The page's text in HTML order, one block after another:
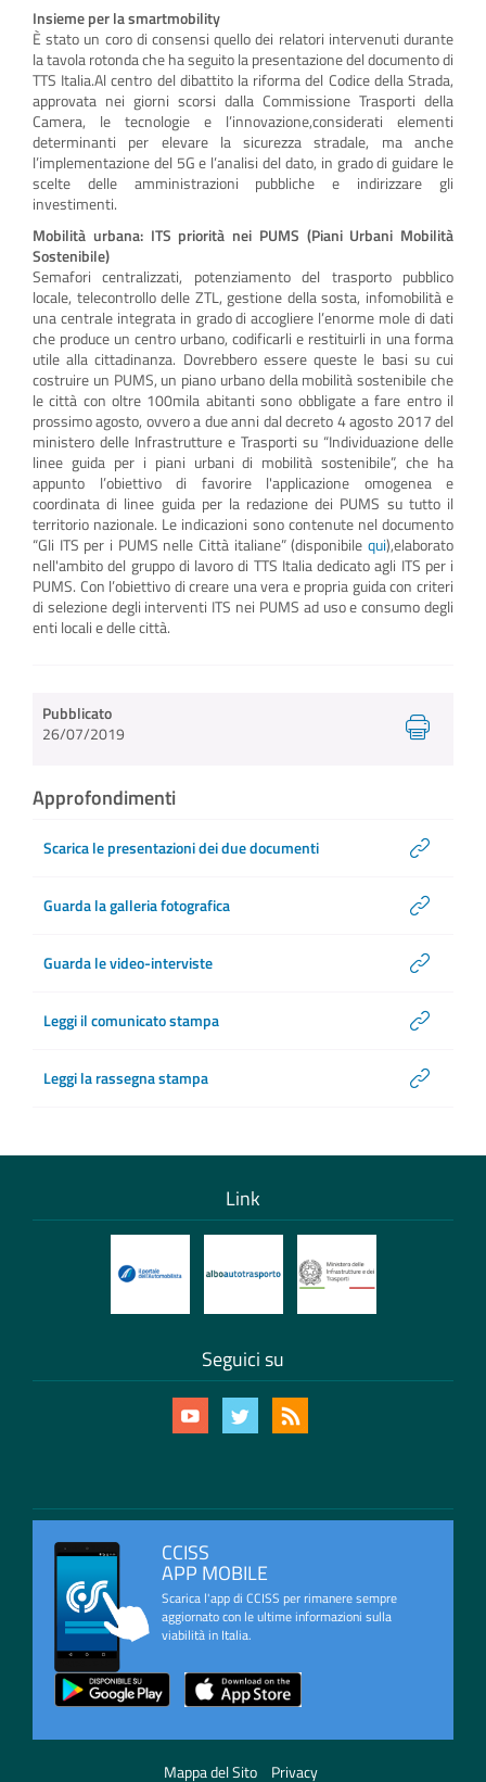
Insieme per la smartmobility
È stato un coro di consensi quello dei relatori intervenuti durante
la tavola rotonda che ha seguito la presentazione del documento di
TTS Italia.Al centro del dibattito la riforma del Codice della Strada,
approvata nei giorni scorsi dalla Commissione Trasporti della
Camera, le tecnologie e l’innovazione,considerati elementi
determinanti per elevare la sicurezza stradale, ma anche
l’implementazione del 5G e l’analisi del dato, in grado di guidare le
scelte delle amministrazioni pubbliche e indirizzare gli
investimenti.
Mobilità urbana: ITS priorità nei PUMS (Piani Urbani Mobilità
Sostenibile)
Semafori centralizzati, potenziamento del trasporto pubblico
locale, telecontrollo delle ZTL, gestione della sosta, infomobilità e
una centrale integrata in grado di accogliere l’enorme mole di dati
che produce un centro urbano, codificarli e restituirli in una forma
utile alla cittadinanza. Dovrebbero essere queste le basi su cui
costruire un PUMS, un piano urbano della mobilità sostenibile che
le città con oltre 100mila abitanti sono obbligate a fare entro il
prossimo agosto, ovvero a due anni dal decreto 4 agosto 2017 del
ministero delle Infrastrutture e Trasporti su “Individuazione delle
linee guida per i piani urbani di mobilità sostenibile”, che ha
appunto l’obiettivo di favorire l'applicazione omogenea e
coordinata di linee guida per la redazione dei PUMS su tutto il
territorio nazionale. Le indicazioni sono contenute nel documento
“Gli ITS per i PUMS nelle Città italiane” (disponibile qui),elaborato
nell'ambito del gruppo di lavoro di TTS Italia dedicato agli ITS per i
PUMS. Con l’obiettivo di creare una vera e propria guida con criteri
di selezione degli interventi ITS nei PUMS ad uso e consumo degli
enti locali e delle città.
Pubblicato
26/07/2019
Approfondimenti
Scarica le presentazioni dei due documenti
Guarda la galleria fotografica
Guarda le video-interviste
Leggi il comunicato stampa
Leggi la rassegna stampa
Link
Seguici su
CCISS
APP MOBILE
Scarica l'app di CCISS per rimanere sempre
aggiornato con le ultime informazioni sulla
viabilità in Italia.
Mappa del Sito Privacy